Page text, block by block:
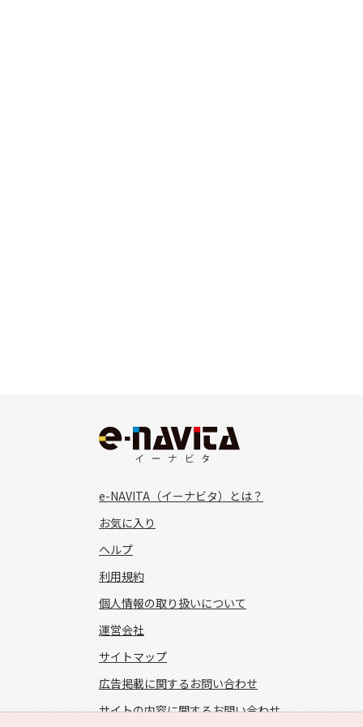
e-NAVITA（イーナビタ）とは？
お気に入り
ヘルプ
利用規約
個人情報の取り扱いについて
運営会社
サイトマップ
広告掲載に関するお問い合わせ
サイトの内容に関するお問い合わせ